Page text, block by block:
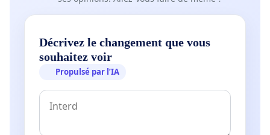
Décrivez le changement que vous
souhaitez voir
Propulsé par l’IA